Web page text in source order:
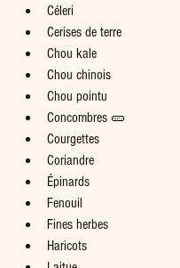
Céleri
Cerises de terre
Chou kale
Chou chinois
Chou pointu
Concombres 🥒
Courgettes
Coriandre
Épinards
Fenouil
Fines herbes
Haricots